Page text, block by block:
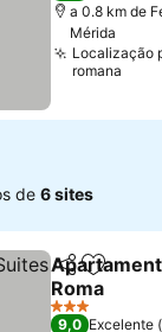
a 0.8 km de
Mérida
Localização
romana
de 6 sites
Partilhar
Roma
Ver preços
3 Estrelas
9,0 Excelente